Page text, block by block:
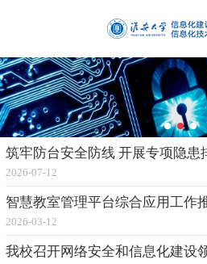
筑牢防台安全防线 开展专项隐患
2026-07-12
智慧教室管理平台综合应用工作
2026-03-12
我校召开网络安全和信息化建设